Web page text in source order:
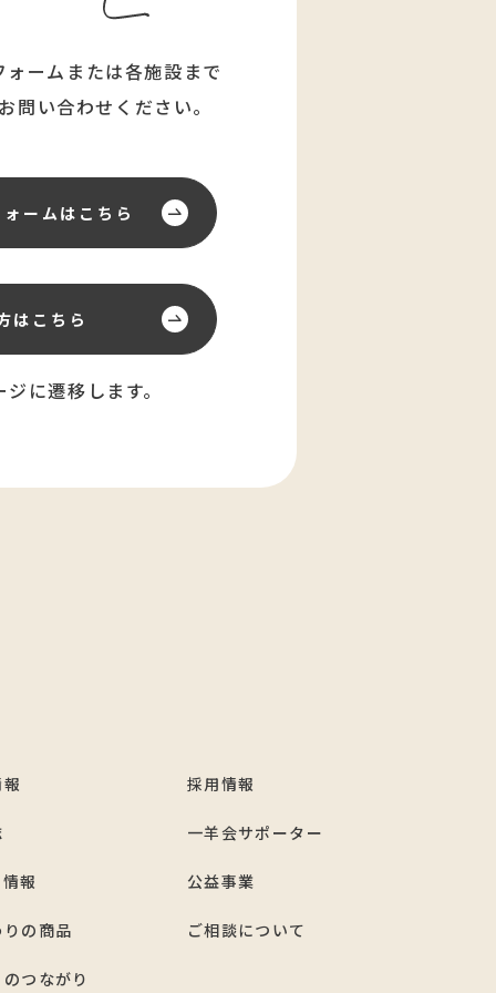
ームまたは各施設まで
問い合わせください。
ームはこちら
はこちら
に遷移します。
報
の商品
つながり
採用情報
一羊会サポーター
公益事業
ご相談について